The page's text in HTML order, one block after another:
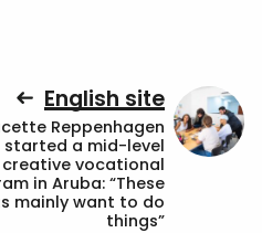
English site
Reppenhagen
started a mid-level
creative vocational
in Aruba: “These
mainly want to do
things”